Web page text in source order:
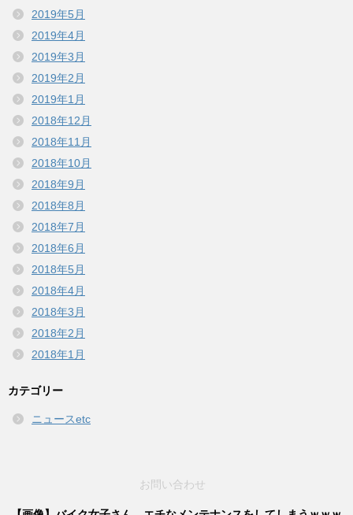
2019年5月
2019年4月
2019年3月
2019年2月
2019年1月
2018年12月
2018年11月
2018年10月
2018年9月
2018年8月
2018年7月
2018年6月
2018年5月
2018年4月
2018年3月
2018年2月
2018年1月
カテゴリー
ニュースetc
お問い合わせ